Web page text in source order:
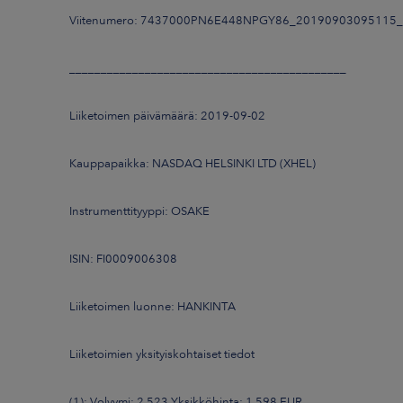
Viitenumero:
Liiketoimen päivämäärä: 2019-09-02
Kauppapaikka: NASDAQ HELSINKI LTD (XHEL)
Instrumenttityyppi: OSAKE
ISIN: FI0009006308
Liiketoimen luonne: HANKINTA
Liiketoimien yksityiskohtaiset tiedot